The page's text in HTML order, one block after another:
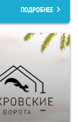
ПОДРОБНЕЕ